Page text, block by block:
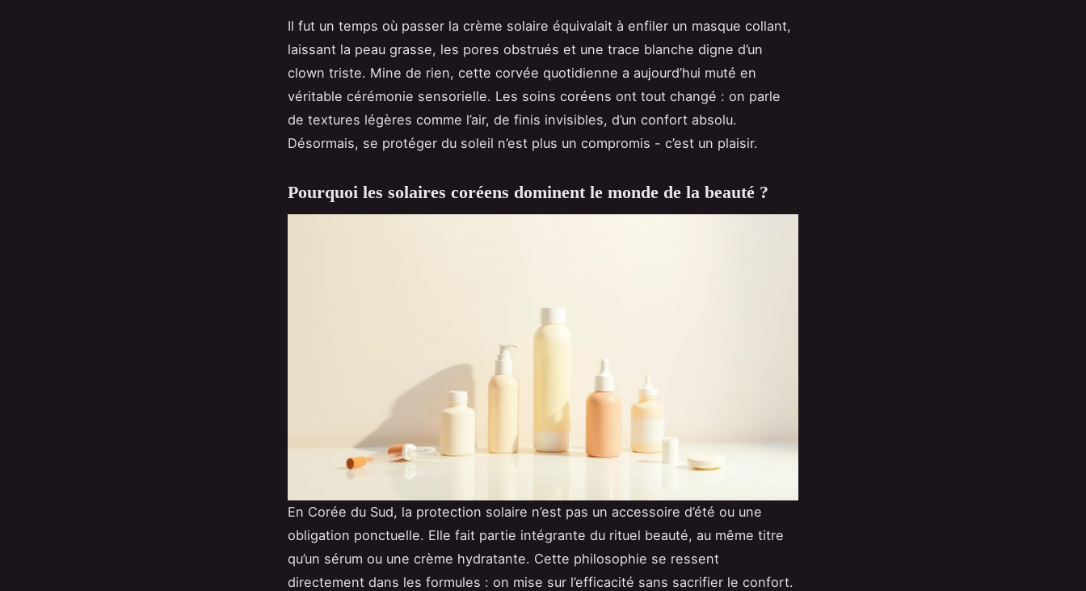
Il fut un temps où passer la crème solaire équivalait à enfiler un masque collant,
laissant la peau grasse, les pores obstrués et une trace blanche digne d’un
clown triste. Mine de rien, cette corvée quotidienne a aujourd’hui muté en
véritable cérémonie sensorielle. Les soins coréens ont tout changé : on parle
de textures légères comme l’air, de finis invisibles, d’un confort absolu.
Désormais, se protéger du soleil n’est plus un compromis - c’est un plaisir.
Pourquoi les solaires coréens dominent le monde de la beauté ?
En Corée du Sud, la protection solaire n’est pas un accessoire d’été ou une
obligation ponctuelle. Elle fait partie intégrante du rituel beauté, au même titre
qu’un sérum ou une crème hydratante. Cette philosophie se ressent
directement dans les formules : on mise sur l’efficacité sans sacrifier le confort.